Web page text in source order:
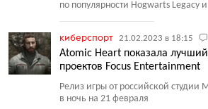
по популярности Hogwarts Legacy
киберспорт 21.02.2023 в 18:15
Atomic Heart показала лучший
проектов Focus Entertainment
Релиз игры от российской студии
в ночь на 21 февраля